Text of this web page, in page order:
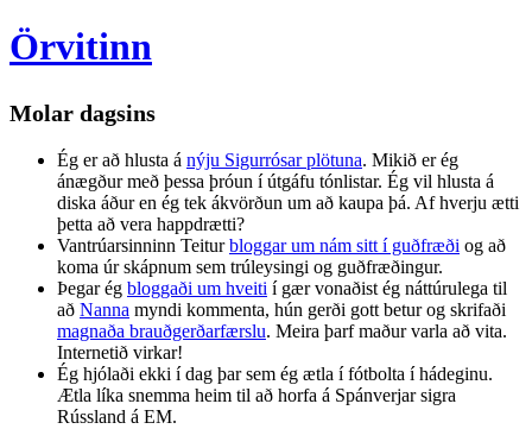
Örvitinn
Molar dagsins
Ég er að hlusta á nýju Sigurrósar plötuna. Mikið er ég
ánægður með þessa þróun í útgáfu tónlistar. Ég vil hlusta á
diska áður en ég tek ákvörðun um að kaupa þá. Af hverju ætti
þetta að vera happdrætti?
Vantrúarsinninn Teiturbloggar um nám sitt í guðfræði og að
koma úr skápnum sem trúleysingi og guðfræðingur.
Þegar ég bloggaði um hveiti í gær vonaðist ég náttúrulega til
að Nanna myndi kommenta, hún gerði gott betur og skrifaði
magnaða brauðgerðarfærslu. Meira þarf maður varla að vita.
Internetið virkar!
Ég hjólaði ekki í dag þar sem ég ætla í fótbolta í hádeginu.
Ætla líka snemma heim til að horfa á Spánverjar sigra
Rússland á EM.